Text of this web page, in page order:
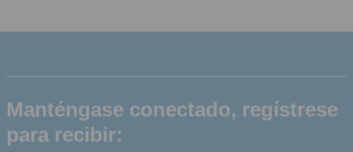
Manténgase conectado, regístrese
para recibir: